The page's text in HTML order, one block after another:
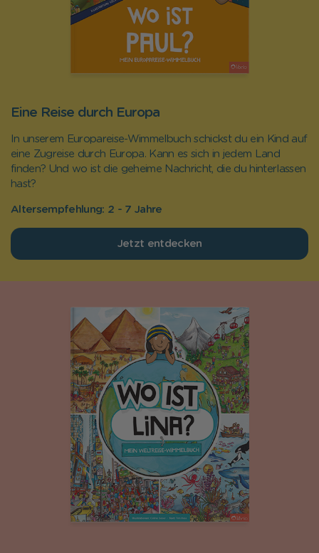
Eine Reise durch Europa
In unserem Europareise-Wimmelbuch schickst du ein Kind auf
eine Zugreise durch Europa. Kann es sich in jedem Land
finden? Und wo ist die geheime Nachricht, die du hinterlassen
hast?
Altersempfehlung: 2 - 7 Jahre
Jetzt entdecken